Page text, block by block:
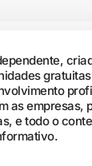
as empresas,
e todo o